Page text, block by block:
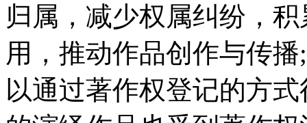
归属，减少权属纠纷，
用，推动作品创作与传
以通过著作权登记的方